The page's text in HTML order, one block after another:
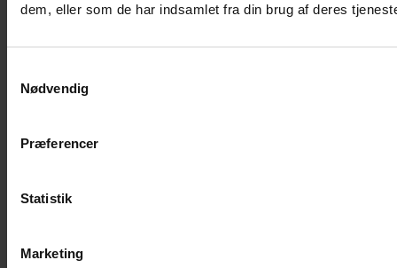
dem, eller som de har indsamlet fra din brug af deres
Nødvendig
Præferencer
Statistik
Marketing